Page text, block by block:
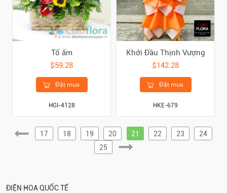
Tổ ấm
$59.28
Đặt mua
HGI-4128
Khởi Đầu Thịnh Vượng
$142.28
Đặt mua
HKE-679
17 18 19 20 21 22 23
24
25
ĐIỆN HOA QUỐC TẾ